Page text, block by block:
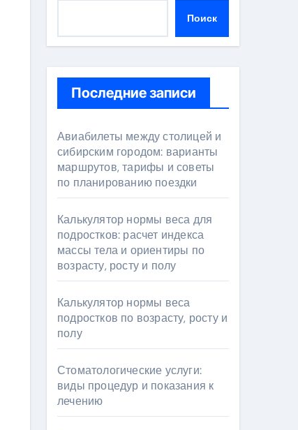
Поиск
Последние записи
Авиабилеты между столицей и
сибирским городом: варианты
маршрутов, тарифы и советы
по планированию поездки
Калькулятор нормы веса для
подростков: расчет индекса
массы тела и ориентиры по
возрасту, росту и полу
Калькулятор нормы веса
подростков по возрасту, росту и
полу
Стоматологические услуги:
виды процедур и показания к
лечению